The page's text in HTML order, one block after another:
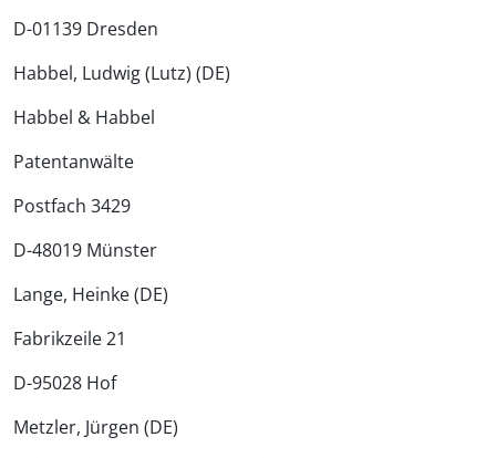
D-01139 Dresden
Habbel, Ludwig (Lutz) (DE)
Habbel & Habbel
Patentanwälte
Postfach 3429
D-48019 Münster
Lange, Heinke (DE)
Fabrikzeile 21
D-95028 Hof
Metzler, Jürgen (DE)